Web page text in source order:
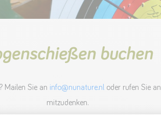
buchen
Mailen Sie an info@nunature.nl oder rufen Sie an
mitzudenken.